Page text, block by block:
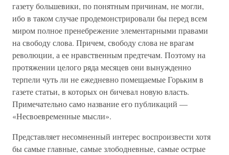
газету большевики, по понятным причинам, не могли,
ибо в таком случае продемонстрировали бы перед всем
миром полное пренебрежение элементарными правами
на свободу слова. Причем, свободу слова не врагам
революции, а ее нравственным предтечам. Поэтому на
протяжении целого ряда месяцев они вынужденно
терпели чуть ли не ежедневно помещаемые Горьким в
газете статьи, в которых он бичевал новую власть.
Примечательно само название его публикаций —
«Несвоевременные мысли».
Представляет несомненный интерес воспроизвести хотя
бы самые главные, самые злободневные, самые острые